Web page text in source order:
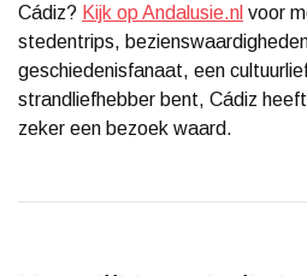
Cádiz? Kijk op Andalusie.nl voor
stedentrips,
geschiedenisfanaat, een
strandliefhebber bent, Cádiz
zeker een bezoek waard.